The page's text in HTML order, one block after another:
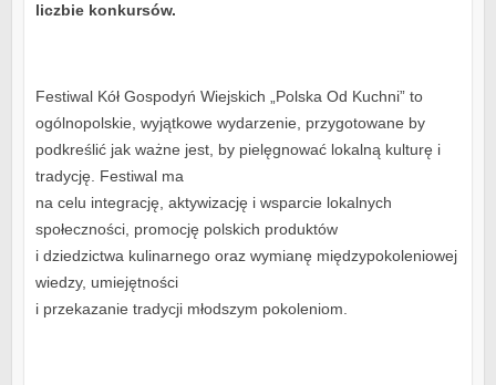
liczbie konkursów.
Festiwal Kół Gospodyń Wiejskich „Polska Od Kuchni” to
ogólnopolskie, wyjątkowe wydarzenie, przygotowane by
podkreślić jak ważne jest, by pielęgnować lokalną kulturę i
tradycję. Festiwal ma
na celu integrację, aktywizację i wsparcie lokalnych
społeczności, promocję polskich produktów
i dziedzictwa kulinarnego oraz wymianę międzypokoleniowej
wiedzy, umiejętności
i przekazanie tradycji młodszym pokoleniom.